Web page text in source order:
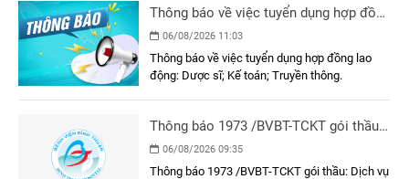
Thông báo về việc tuyển dụng hợp đồng
lao động
06/08/2026 11:03
Thông báo về việc tuyển dụng hợp đồng lao
động: Dược sĩ; Kế toán; Truyền thông.
Thông báo 1973 /BVBT-TCKT gói thầu:
Dịch vụ thu gom, vận chuyển
06/08/2026 09:35
Thông báo 1973 /BVBT-TCKT gói thầu: Dịch vụ